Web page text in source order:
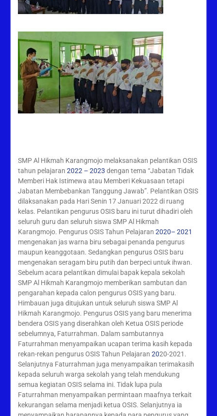
SMP Al Hikmah Karangmojo melaksanakan pelantikan OSIS
tahun pelajaran 2022 – 2023 dengan tema “Jabatan Tidak
Memberi Hak Istimewa atau Memberi Kekuasaan tetapi
Jabatan Membebankan Tanggung Jawab”. Pelantikan OSIS
dilaksanakan pada Hari Senin 17 Januari 2022 di ruang
kelas. Pelantikan pengurus OSIS baru ini turut dihadiri oleh
seluruh guru dan seluruh siswa SMP Al Hikmah
Karangmojo. Pengurus OSIS Tahun Pelajaran 2020– 2021
mengenakan jas warna biru sebagai penanda pengurus
maupun keanggotaan. Sedangkan pengurus OSIS baru
mengenakan seragam biru putih dan berpeci untuk ihwan.
Sebelum acara pelantikan dimulai bapak kepala sekolah
SMP Al Hikmah Karangmojo memberikan sambutan dan
pengarahan kepada calon pengurus OSIS yang baru.
Himbauan juga ditujukan untuk seluruh siswa SMP Al
Hikmah Karangmojo. Pengurus OSIS yang baru menerima
bendera OSIS yang diserahkan oleh Ketua OSIS periode
sebelumnya, Faturrahman. Dalam sambutannya
Faturrahman menyampaikan ucapan terima kasih kepada
rekan-rekan pengurus OSIS Tahun Pelajaran 2020-2021.
Selanjutnya Faturrahman juga menyampaikan terimakasih
kepada seluruh warga sekolah yang telah mendukung
semua kegiatan OSIS selama ini. Tidak lupa pula
Faturrahman menyampaikan permintaan maafnya terkait
kekurangan selama menjadi ketua OSIS. Selanjutnya ia